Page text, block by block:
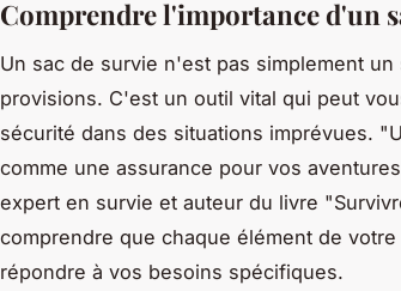
Comprendre l'importance d'un
Un sac de survie n'est pas simplement
provisions. C'est un outil vital qui peut
sécurité dans des situations imprévues.
comme une assurance pour vos
expert en survie et auteur du livre
comprendre que chaque élément de
répondre à vos besoins spécifiques.